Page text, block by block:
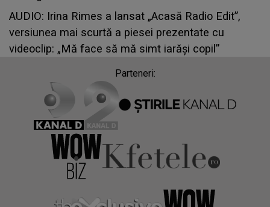
AUDIO: Irina Rimes a lansat „Acasă Radio Edit”,
versiunea mai scurtă a piesei prezentate cu
videoclip: „Mă face să mă simt iarăși copil”
Parteneri: